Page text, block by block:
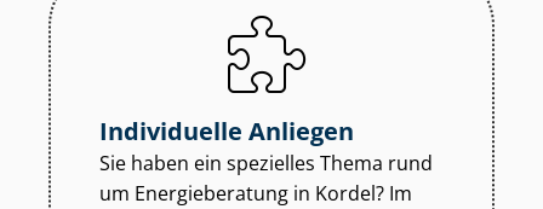
Individuelle Anliegen
Sie haben ein spezielles Thema rund
um Energieberatung in Kordel? Im